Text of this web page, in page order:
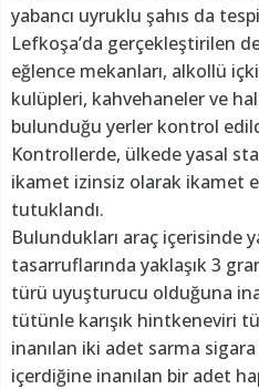
yabancı uyruklu şahıs da
Lefkoşa’da gerçekleştirilen
eğlence mekanları, alkollü
kulüpleri, kahvehaneler ve
bulunduğu yerler kontrol
Kontrollerde, ülkede yasal
ikamet izinsiz olarak ikamet
tutuklandı.
Bulundukları araç içerisinde
tasarruflarında yaklaşık 3
türü uyuşturucu olduğuna
tütünle karışık hintkeneviri
inanılan iki adet sarma
içerdiğine inanılan bir adet